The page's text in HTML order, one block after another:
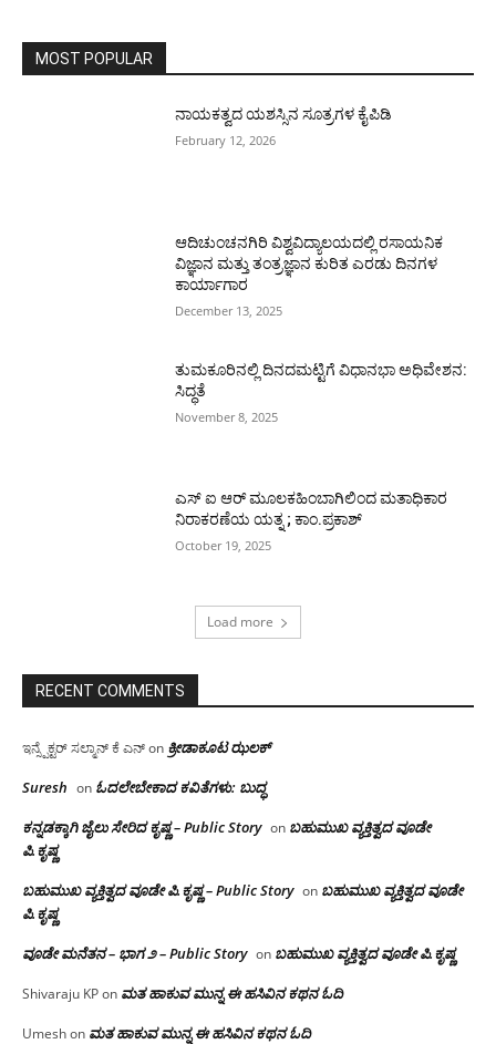
MOST POPULAR
ನಾಯಕತ್ವದ ಯಶಸ್ಸಿನ ಸೂತ್ರಗಳ ಕೈಪಿಡಿ
February 12, 2026
ಆದಿಚುಂಚನಗಿರಿ ವಿಶ್ವವಿದ್ಯಾಲಯದಲ್ಲಿ ರಸಾಯನಿಕ
ವಿಜ್ಞಾನ ಮತ್ತು ತಂತ್ರಜ್ಞಾನ ಕುರಿತ ಎರಡು ದಿನಗಳ
ಕಾರ್ಯಾಗಾರ
December 13, 2025
ತುಮಕೂರಿನಲ್ಲಿ ದಿನದಮಟ್ಟಿಗೆ ವಿಧಾನಭಾ ಅಧಿವೇಶನ:
ಸಿದ್ಧತೆ
November 8, 2025
ಎಸ್ ಐ ಆರ್ ಮೂಲಕಹಿಂಬಾಗಿಲಿಂದ ಮತಾಧಿಕಾರ
ನಿರಾಕರಣೆಯ ಯತ್ನ ; ಕಾಂ.ಪ್ರಕಾಶ್
October 19, 2025
Load more
RECENT COMMENTS
ಇನ್ಸ್ಪೆಕ್ಟರ್ ಸಲ್ಮಾನ್ ಕೆ ಎನ್on ಕ್ರೀಡಾಕೂಟ ಝಲಕ್
Suresh on ಓದಲೇಬೇಕಾದ‌ ಕವಿತೆಗಳು: ಬುದ್ಧ
ಕನ್ನಡಕ್ಕಾಗಿ ಜೈಲು ಸೇರಿದ ಕೃಷ್ಣ – Public Story on ಬಹುಮುಖ ವ್ಯಕ್ತಿತ್ವದ ವೂಡೇ
ಪಿ.ಕೃಷ್ಣ
ಬಹುಮುಖ ವ್ಯಕ್ತಿತ್ವದ ವೂಡೇ ಪಿ.ಕೃಷ್ಣ – Public Story on ಬಹುಮುಖ ವ್ಯಕ್ತಿತ್ವದ ವೂಡೇ
ಪಿ.ಕೃಷ್ಣ
ವೂಡೇ ಮನೆತನ – ಭಾಗ ೨ – Public Story on ಬಹುಮುಖ ವ್ಯಕ್ತಿತ್ವದ ವೂಡೇ ಪಿ.ಕೃಷ್ಣ
Shivaraju KPon ಮತ ಹಾಕುವ ಮುನ್ನ ಈ ಹಸಿವಿನ ಕಥನ ಓದಿ
Umeshon ಮತ ಹಾಕುವ ಮುನ್ನ ಈ ಹಸಿವಿನ ಕಥನ ಓದಿ